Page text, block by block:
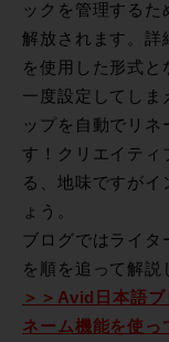
ックを管理する
解放されます。詳
を使用した形式と
一度設定してしま
ップを自動でリネ
す！クリエイティ
る、地味ですがイ
ょう。
ブログではライタ
を順を追って解説
＞＞Avid日本語
ネーム機能を使っ